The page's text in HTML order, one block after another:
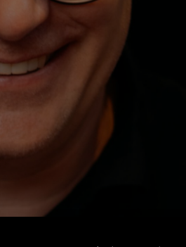
Lernen.